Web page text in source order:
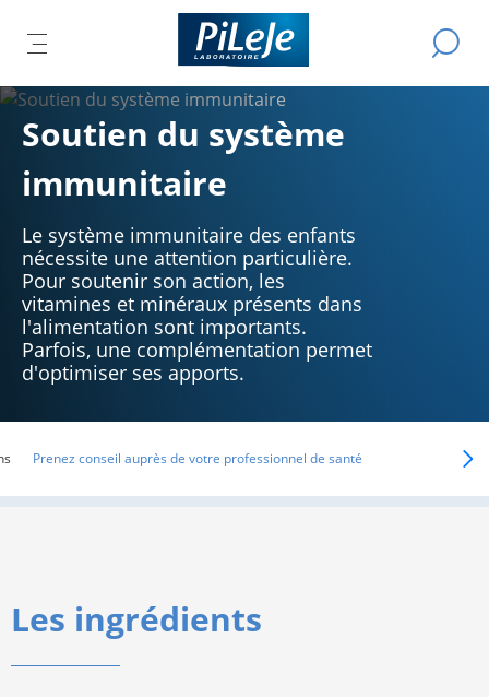
OUVRIR
LE
PRINCIPAL
Tous
les
du
Laboratoire
une
Soutien du système
immunitaire
Le système immunitaire des enfants
nécessite une attention particulière.
Pour soutenir son action, les
vitamines et minéraux présents dans
l'alimentation sont importants.
Parfois, une complémentation permet
d'optimiser ses apports.
Prenez conseil auprès de votre professionnel de santé
Les ingrédients